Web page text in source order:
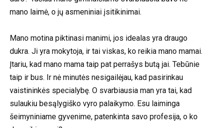
mano laimė, o jų asmeniniai įsitikinimai.
Mano motina piktinasi manimi, jos idealas yra draugo
dukra. Ji yra mokytoja, ir tai viskas, ko reikia mano mamai.
Įtariu, kad mano mama taip pat perrašys butą jai. Tebūnie
taip ir bus. Ir nė minutės nesigailėjau, kad pasirinkau
vaistininkės specialybę. O svarbiausia man yra tai, kad
sulaukiu besąlygiško vyro palaikymo. Esu laiminga
šeimyniniame gyvenime, patenkinta savo profesija, o ko